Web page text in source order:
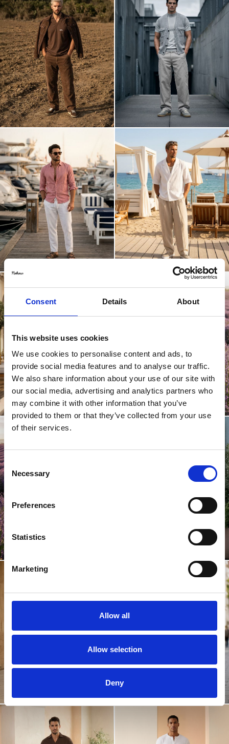
Consent Details About
This website uses cookies
We use cookies to personalise content and ads, to
provide social media features and to analyse our traffic.
We also share information about your use of our site with
our social media, advertising and analytics partners who
may combine it with other information that you’ve
provided to them or that they’ve collected from your use
of their services.
Consent
Selection
Necessary
Preferences
Statistics
Marketing
Allow all
Allow selection
Deny
Confirm your age